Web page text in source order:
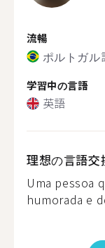
流暢
ポルトガル
学習中の言語
英語
理想の言語交
Uma pessoa
humorada e